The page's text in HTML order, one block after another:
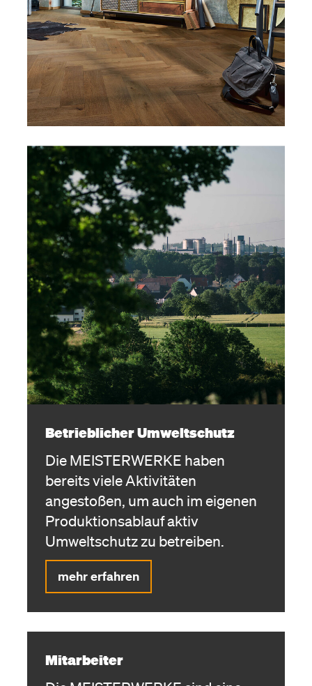
Betrieblicher Umweltschutz
Die MEISTER­WERKE haben
bereits viele Aktivitäten
angestoßen, um auch im eigenen
Produktionsablauf aktiv
Umweltschutz zu betreiben.
mehr erfahren
Mitarbeiter